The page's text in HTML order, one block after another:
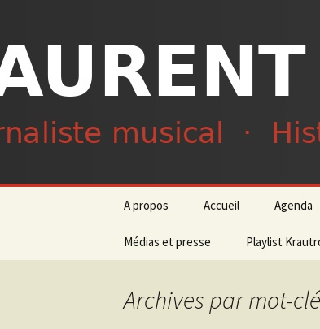
Laurent
contenu
A propos Accueil Agenda
Médias et presse Playlist
Archives par mot-